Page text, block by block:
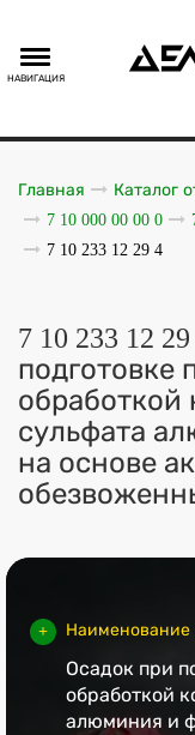
НАВИГАЦИЯ
Главная Каталог
7 10 000 00 00 0
7 10 233 12 29 4
7 10 233 12
подготовке
обработкой
сульфата
на основе
Наименование
Осадок при
обработкой
алюминия и